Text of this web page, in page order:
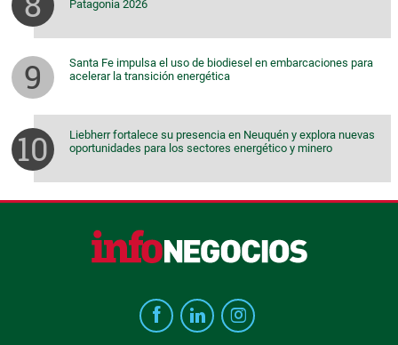
Patagonia 2026
Santa Fe impulsa el uso de biodiesel en embarcaciones para
acelerar la transición energética
Liebherr fortalece su presencia en Neuquén y explora nuevas
oportunidades para los sectores energético y minero